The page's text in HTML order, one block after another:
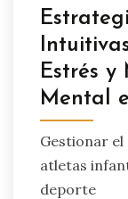
Estrés
Mental
Gestionar el
atletas
deporte